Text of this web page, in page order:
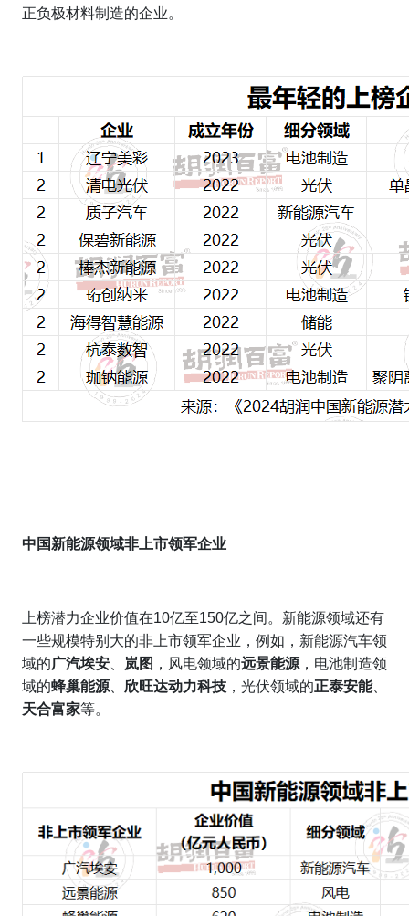
正负极材料制造的企业。
中国新能源领域非上市领军企业
上榜潜力企业价值在10亿至150亿之间。新能源领域还有
一些规模特别大的非上市领军企业，例如，新能源汽车领
域的广汽埃安 岚图 ，风电领域的远景能源 ，电池制造领
域的蜂巢能源 欣旺达动力科技 ，光伏领域的正泰安能、
天合富家等。